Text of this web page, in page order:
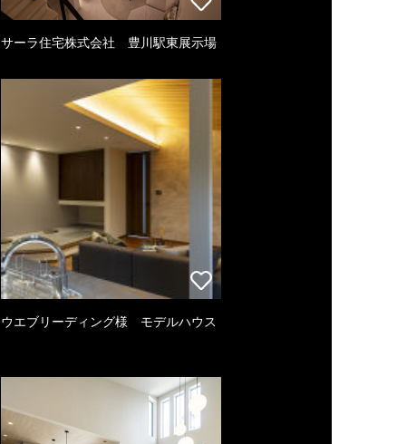
サーラ住宅株式会社 豊川駅東展示場
ウエブリーディング様 モデルハウス